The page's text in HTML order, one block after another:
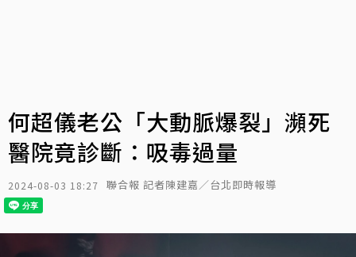
何超儀老公「大動脈爆裂」瀕死
醫院竟診斷：吸毒過量
2024-08-03 18:27 聯合報 記者陳建嘉／台北即時報導